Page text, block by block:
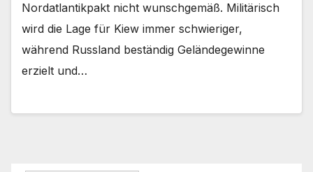
Nordatlantikpakt nicht wunschgemäß. Militärisch
wird die Lage für Kiew immer schwieriger,
während Russland beständig Geländegewinne
erzielt und…